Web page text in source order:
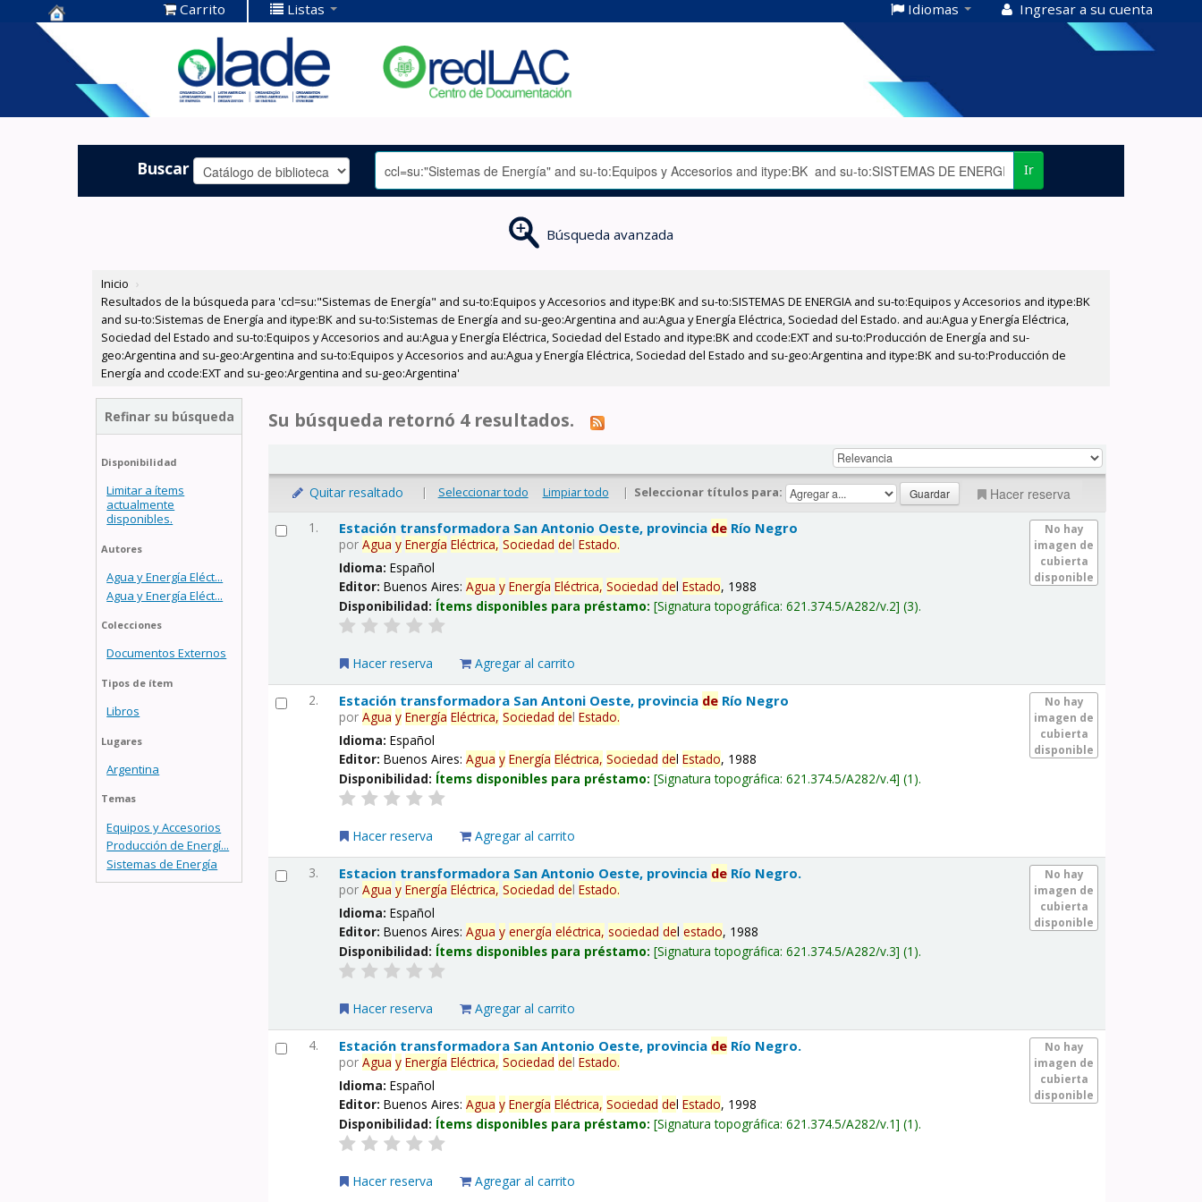
Centro de
Documentación
OLADE -
Carrito Listas Idiomas Ingresar a su cuenta
Buscar Ir
Búsqueda avanzada
Inicio ›
Resultados de la búsqueda para 'ccl=su:"Sistemas de Energía" and su-to:Equipos y Accesorios and itype:BK and su-to:SISTEMAS DE ENERGIA and su-to:Equipos y Accesorios and itype:BK
and su-to:Sistemas de Energía and itype:BK and su-to:Sistemas de Energía and su-geo:Argentina and au:Agua y Energía Eléctrica, Sociedad del Estado. and au:Agua y Energía Eléctrica,
Sociedad del Estado and su-to:Equipos y Accesorios and au:Agua y Energía Eléctrica, Sociedad del Estado and itype:BK and ccode:EXT and su-to:Producción de Energía and su-
geo:Argentina and su-geo:Argentina and su-to:Equipos y Accesorios and au:Agua y Energía Eléctrica, Sociedad del Estado and su-geo:Argentina and itype:BK and su-to:Producción de
Energía and ccode:EXT and su-geo:Argentina and su-geo:Argentina'
Refinar su búsqueda
Disponibilidad
Limitar a ítems
actualmente
disponibles.
Autores
Agua y Energía Eléct...
Agua y Energía Eléct...
Colecciones
Documentos Externos
Tipos de ítem
Libros
Lugares
Argentina
Temas
Equipos y Accesorios
Producción de Energí...
Sistemas de Energía
Su búsqueda retornó 4 resultados.
Quitar resaltado | Seleccionar todo Limpiar todo | Seleccionar títulos para: Hacer reserva
1.
No hay
imagen de
cubierta
disponible
Estación transformadora San Antonio Oeste, provincia de Río Negro
porAgua y Energía Eléctrica, Sociedad delEstado.
Idioma:Español
Editor:Buenos Aires:Agua y Energía Eléctrica, Sociedad delEstado, 1988
Disponibilidad: Ítems disponibles para préstamo: Signatura topográfica:621.374.5/A282/v.2 (3).
Hacer reserva Agregar al carrito
2.
No hay
imagen de
cubierta
disponible
Estación transformadora San Antoni Oeste, provincia de Río Negro
porAgua y Energía Eléctrica, Sociedad delEstado.
Idioma:Español
Editor:Buenos Aires:Agua y Energía Eléctrica, Sociedad delEstado, 1988
Disponibilidad: Ítems disponibles para préstamo: Signatura topográfica:621.374.5/A282/v.4 (1).
Hacer reserva Agregar al carrito
3.
No hay
imagen de
cubierta
disponible
Estacion transformadora San Antonio Oeste, provincia de Río Negro.
porAgua y Energía Eléctrica, Sociedad delEstado.
Idioma:Español
Editor:Buenos Aires:Agua y energía eléctrica, sociedad delestado, 1988
Disponibilidad: Ítems disponibles para préstamo: Signatura topográfica:621.374.5/A282/v.3 (1).
Hacer reserva Agregar al carrito
4.
No hay
imagen de
cubierta
disponible
Estación transformadora San Antonio Oeste, provincia de Río Negro.
porAgua y Energía Eléctrica, Sociedad delEstado.
Idioma:Español
Editor:Buenos Aires:Agua y Energía Eléctrica, Sociedad delEstado, 1998
Disponibilidad: Ítems disponibles para préstamo: Signatura topográfica:621.374.5/A282/v.1 (1).
Hacer reserva Agregar al carrito